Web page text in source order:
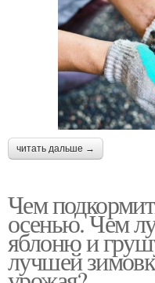
читать дальше →
Чем
осенью. Чем
яблоню и
лучшей